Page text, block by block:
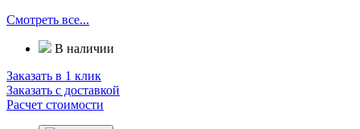
Смотреть все...
В наличии
Заказать в 1 клик
Заказать с доставкой
Расчет стоимости